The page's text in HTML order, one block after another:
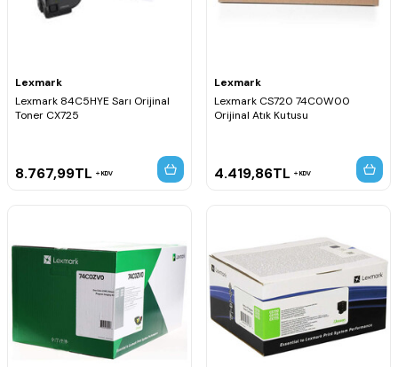
Lexmark
Lexmark 84C5HYE Sarı Orijinal
Toner CX725
8.767,99TL KDV
Lexmark
Lexmark CS720 74C0W00
Orijinal Atık Kutusu
4.419,86TL KDV